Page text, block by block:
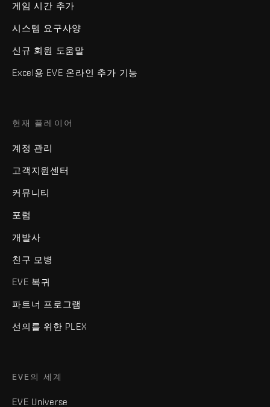
게임 시간 추가
시스템 요구사양
신규 회원 도움말
Excel용 EVE 온라인 추가 기능
현재 플레이어
계정 관리
고객지원센터
커뮤니티
포럼
개발사
친구 모병
EVE 복귀
파트너 프로그램
선의를 위한 PLEX
EVE의 세계
EVE Universe